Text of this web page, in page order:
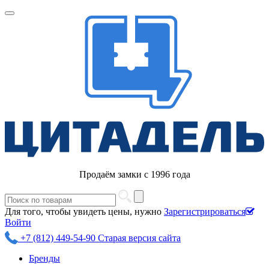
Продаём замки с 1996 года
Для того, чтобы увидеть цены, нужно Зарегистрироваться
Войти
+7 (812) 449-54-90 Старая версия сайта
Бренды